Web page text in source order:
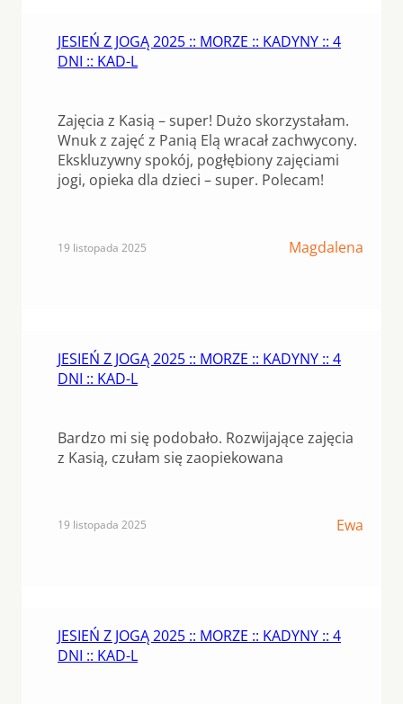
JESIEŃ Z JOGĄ 2025 :: MORZE :: KADYNY :: 4
DNI :: KAD-L
Zajęcia z Kasią – super! Dużo skorzystałam.
Wnuk z zajęć z Panią Elą wracał zachwycony.
Ekskluzywny spokój, pogłębiony zajęciami
jogi, opieka dla dzieci – super. Polecam!
19 listopada 2025 Magdalena
JESIEŃ Z JOGĄ 2025 :: MORZE :: KADYNY :: 4
DNI :: KAD-L
Bardzo mi się podobało. Rozwijające zajęcia
z Kasią, czułam się zaopiekowana
19 listopada 2025 Ewa
JESIEŃ Z JOGĄ 2025 :: MORZE :: KADYNY :: 4
DNI :: KAD-L